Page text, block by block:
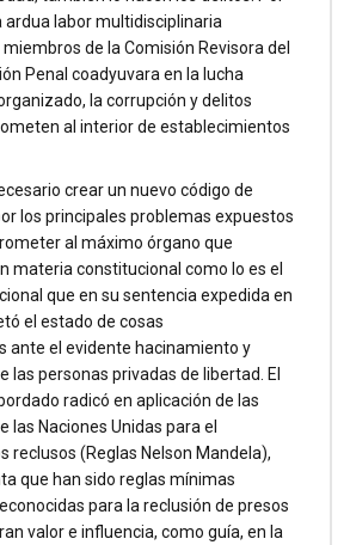
ardua labor multidisciplinaria
de la Comisión Revisora del
Penal coadyuvara en la lucha
la corrupción y delitos
al interior de establecimientos
crear un nuevo código de
los principales problemas expuestos
al máximo órgano que
materia constitucional como lo es el
que en su sentencia expedida en
el estado de cosas
ante el evidente hacinamiento y
las personas privadas de libertad. El
radicó en aplicación de las
las Naciones Unidas para el
reclusos (Reglas Nelson Mandela),
que han sido reglas mínimas
para la reclusión de presos
valor e influencia, como guía, en la